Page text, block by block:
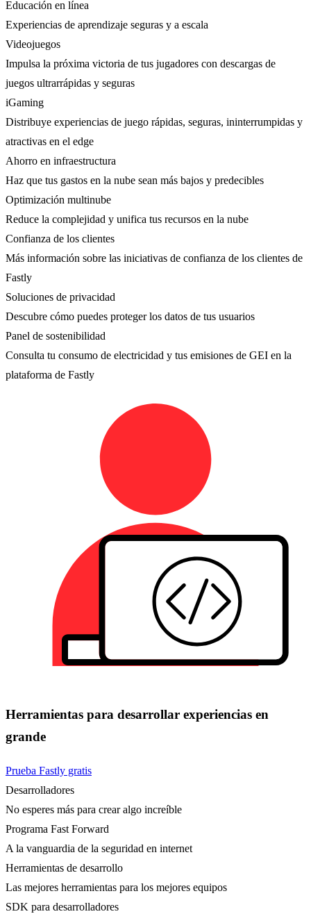
Educación en línea
Experiencias de aprendizaje seguras y a escala
Videojuegos
Impulsa la próxima victoria de tus jugadores con descargas de
juegos ultrarrápidas y seguras
iGaming
Distribuye experiencias de juego rápidas, seguras, ininterrumpidas y
atractivas en el edge
Ahorro en infraestructura
Haz que tus gastos en la nube sean más bajos y predecibles
Optimización multinube
Reduce la complejidad y unifica tus recursos en la nube
Confianza de los clientes
Más información sobre las iniciativas de confianza de los clientes de
Fastly
Soluciones de privacidad
Descubre cómo puedes proteger los datos de tus usuarios
Panel de sostenibilidad
Consulta tu consumo de electricidad y tus emisiones de GEI en la
plataforma de Fastly
Herramientas para desarrollar experiencias en
grande
Prueba Fastly gratis
Desarrolladores
No esperes más para crear algo increíble
Programa Fast Forward
A la vanguardia de la seguridad en internet
Herramientas de desarrollo
Las mejores herramientas para los mejores equipos
SDK para desarrolladores